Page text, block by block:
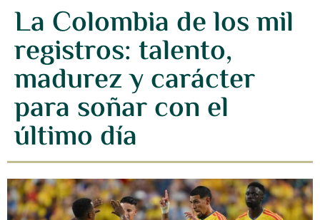
La Colombia de los mil
registros: talento,
madurez y carácter
para soñar con el
último día